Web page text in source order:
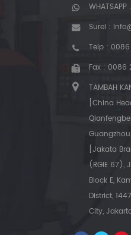
WHATSAPP :
Surel :
Telp :
Fax : 0086
TAMBAH
[China
[Jakata
(RGIE 67),
Block E,
District,
City,